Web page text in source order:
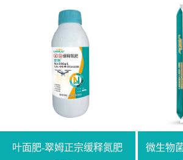
叶面肥-翠姆正宗缓释氮肥
微生物